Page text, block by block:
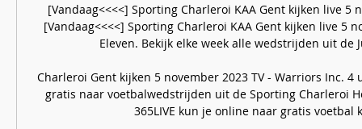
[Vandaag<<<<] Sporting Charleroi KAA Gent kijken live
[Vandaag<<<<] Sporting Charleroi KAA Gent kijken live 5
Eleven. Bekijk elke week alle wedstrijden uit de
Charleroi Gent kijken 5 november 2023 TV - Warriors Inc.
gratis naar voetbalwedstrijden uit de Sporting Charleroi
365LIVE kun je online naar gratis voetbal